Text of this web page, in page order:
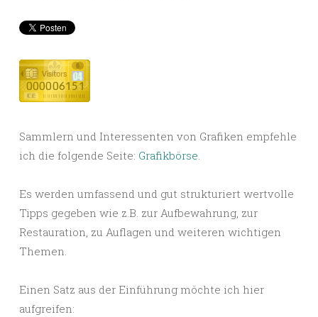
Sammlern und Interessenten von Grafiken empfehle
ich die folgende Seite: Grafikbörse.
Es werden umfassend und gut strukturiert wertvolle
Tipps gegeben wie z.B. zur Aufbewahrung, zur
Restauration, zu Auflagen und weiteren wichtigen
Themen.
Einen Satz aus der Einführung möchte ich hier
aufgreifen: